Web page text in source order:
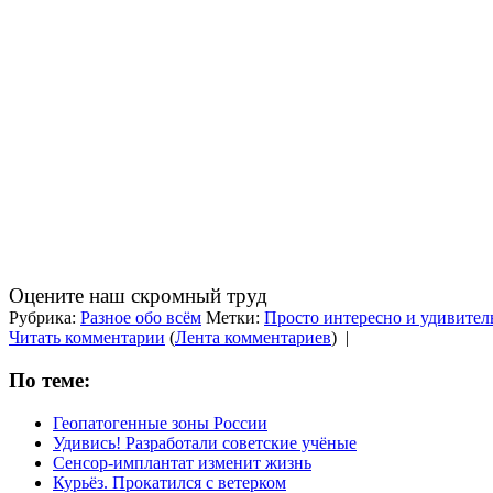
Оцените наш скромный труд
Рубрика: Разное обо всём Метки: Просто интересно и
Читать комментарии (Лента комментариев) |
По теме:
Геопатогенные зоны России
Удивись! Разработали советские учёные
Сенсор-имплантат изменит жизнь
Курьёз. Прокатился с ветерком